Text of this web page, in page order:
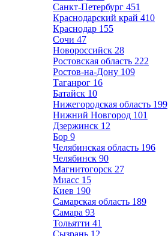
Санкт-Петербург 451
Краснодарский край 410
Краснодар 155
Сочи 47
Новороссийск 28
Ростовская область 222
Ростов-на-Дону 109
Таганрог 16
Батайск 10
Нижегородская область 199
Нижний Новгород 101
Дзержинск 12
Бор 9
Челябинская область 196
Челябинск 90
Магнитогорск 27
Миасс 15
Киев 190
Самарская область 189
Самара 93
Тольятти 41
Сызрань 12